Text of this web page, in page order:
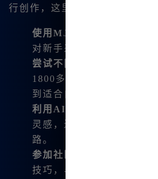
行创作，这里有一些小提示：
使用MJ提词器
：这是一
对新手来说，能够帮助我
尝试不同风格
：
1800多种风格模板，可以
到适合自己的风格。
利用AI对话功能
：这个功
灵感，还可以通过对话了
路。
参加社区活动
：参与社区
技巧，与其他创作者分享经